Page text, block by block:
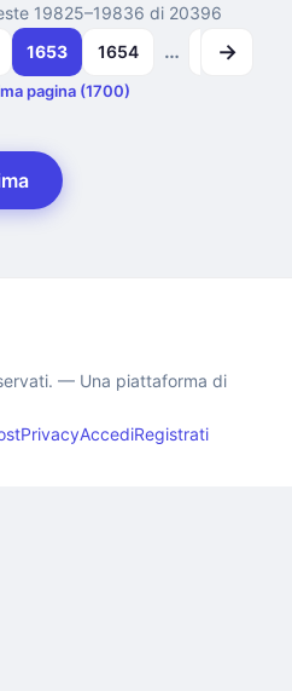
19825–19836 di 20396
1653 1654 … 1699
→
pagina (1700)
— Una piattaforma di
PrivacyAccediRegistrati